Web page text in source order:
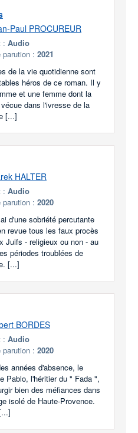
Paul PROCUREUR
: Audio
parution : 2021
de la vie quotidienne sont
héros de ce roman. Il y
et une femme dont la
dans l'ivresse de la
[...]
HALTER
: Audio
parution : 2020
d'une sobriété percutante
revue tous les faux procès
Juifs - religieux ou non - au
périodes troublées de
[...]
BORDES
: Audio
parution : 2020
années d'absence, le
Pablo, l'héritier du " Fada ",
bien des méfiances dans
isolé de Haute-Provence.